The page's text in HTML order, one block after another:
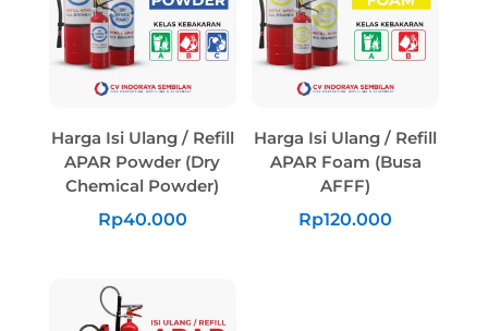
Harga Isi Ulang / Refill
APAR Powder (Dry
Chemical Powder)
Rp40.000
Harga Isi Ulang / Refill
APAR Foam (Busa
AFFF)
Rp120.000